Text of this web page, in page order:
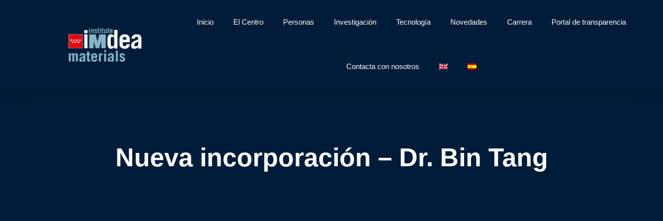
Inicio El Centro Personas Investigación Tecnología Novedades Carrera Portal de transparencia
Contacta con nosotros
Nueva incorporación – Dr. Bin Tang